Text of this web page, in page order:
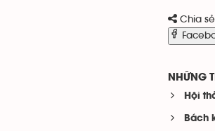
Chia
NHỮNG
Hội
Bách